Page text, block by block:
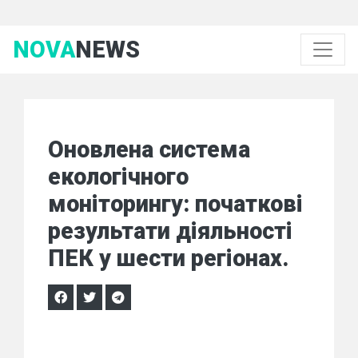
NOVANEWS
Оновлена система
екологічного
моніторингу: початкові
результати діяльності
ПЕК у шести регіонах.